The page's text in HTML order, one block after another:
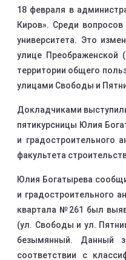
18 февраля в
Киров». Среди
университета. Это
улице Преображенской
территории общего
улицами Свободы и
Докладчиками
пятикурсницы Юлия
и градостроительного
факультета
Юлия Богатырева
и градостроительного
квартала №261 был
(ул. Свободы и ул.
безымянный. Данный
соответствии с